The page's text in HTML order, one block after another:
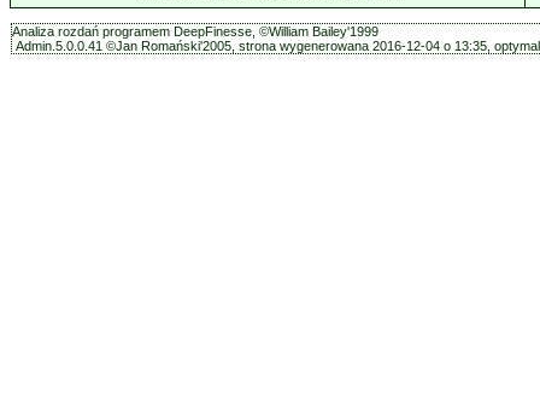
Analiza rozdań programem DeepFinesse, ©William Bailey'1999
Admin.5.0.0.41 ©Jan Romański'2005, strona wygenerowana 2016-12-04 o 13:35,